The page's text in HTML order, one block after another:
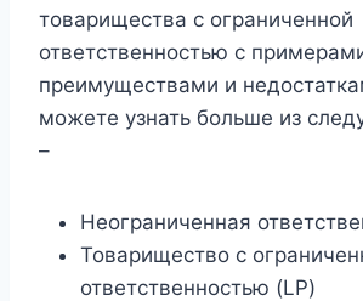
товарищества с ограниченной
ответственностью с
преимуществами и
можете узнать больше из
–
Неограниченная
Товарищество с
ответственностью (LP)